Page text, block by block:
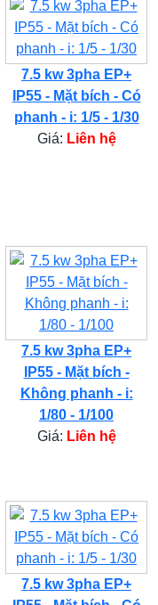
7.5 kw 3pha EP+
IP55 - Mặt bích - Có
phanh - i: 1/5 - 1/30
Giá: Liên hệ
7.5 kw 3pha EP+
IP55 - Mặt bích -
Không phanh - i:
1/80 - 1/100
Giá: Liên hệ
7.5 kw 3pha EP+